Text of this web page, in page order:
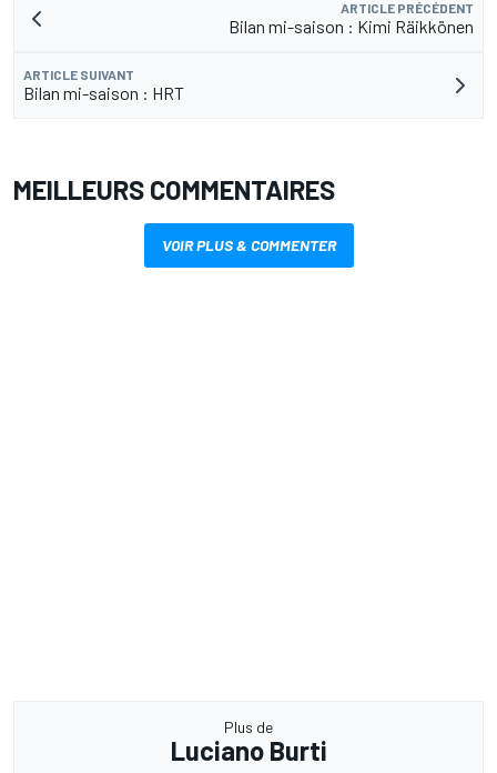
ARTICLE PRÉCÉDENT
Bilan mi-saison : Kimi Räikkönen
ARTICLE SUIVANT
Bilan mi-saison : HRT
MEILLEURS COMMENTAIRES
VOIR PLUS & COMMENTER
Plus de
Luciano Burti